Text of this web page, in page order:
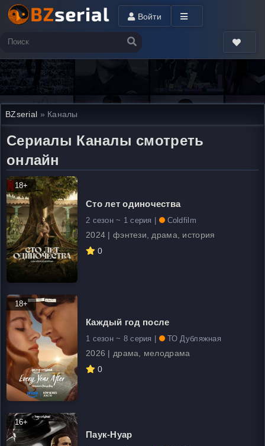
Войти
BZserial » Каналы
Сериалы Каналы смотреть
онлайн
18+
Сто лет одиночества
2 сезон ~ 1 серия | Coldfilm
2024 | фэнтези, драма, история
0
18+
Каждый год после
1 сезон ~ 8 серия | ТО Дубляжная
2026 | драма, мелодрама
0
16+
Паук-Нуар